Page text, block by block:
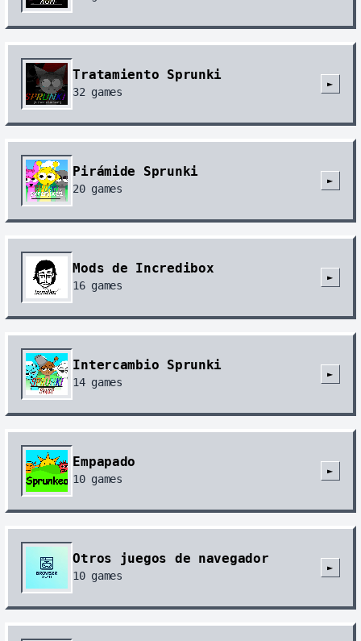
Tratamiento Sprunki
32games
►
Pirámide Sprunki
20games
►
Mods de Incredibox
16games
►
Intercambio Sprunki
14games
►
Empapado
10games
►
Otros juegos de navegador
10games
►